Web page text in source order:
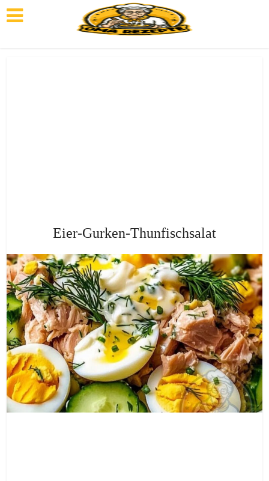
Eier-Gurken-Thunfischsalat